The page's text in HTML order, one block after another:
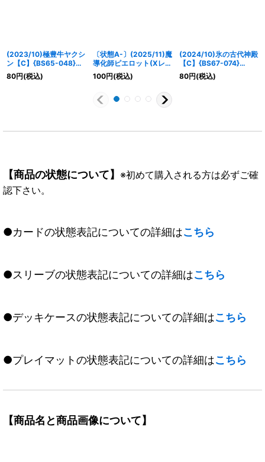
(2023/10)極豊牛ヤクシ
ン【C】{BS65-048}
《緑》
80円(税込)
〔状態A-〕(2025/11)魔
導化師ピエロット(Xレア
仕様/LM2025収録)
【C】{BS69-012}
100円(税込)
(2024/10)氷の古代神殿
【C】{BS67-074}
《白》
80円(税込)
【商品の状態について】 ※初めて購入される方は必ずご確
認下さい。
●カードの状態表記についての詳細はこちら
●スリーブの状態表記についての詳細はこちら
●デッキケースの状態表記についての詳細はこちら
●プレイマットの状態表記についての詳細はこちら
【商品名と商品画像について】